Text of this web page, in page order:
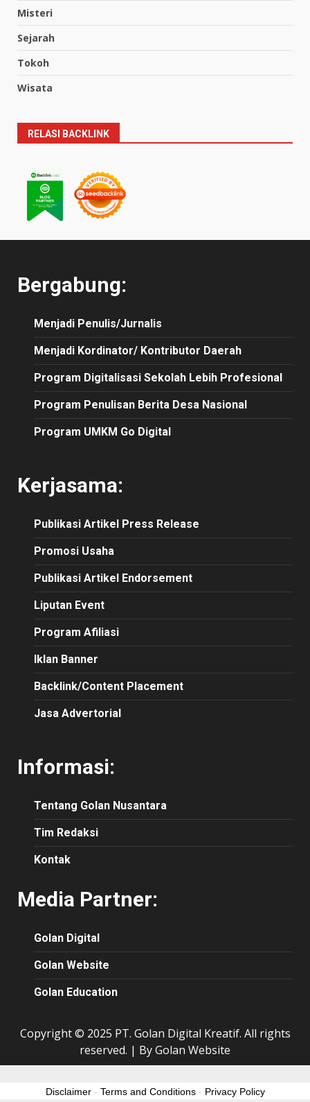
Misteri
Sejarah
Tokoh
Wisata
RELASI BACKLINK
Bergabung:
Menjadi Penulis/Jurnalis
Menjadi Kordinator/ Kontributor Daerah
Program Digitalisasi Sekolah Lebih Profesional
Program Penulisan Berita Desa Nasional
Program UMKM Go Digital
Kerjasama:
Publikasi Artikel Press Release
Promosi Usaha
Publikasi Artikel Endorsement
Liputan Event
Program Afiliasi
Iklan Banner
Backlink/Content Placement
Jasa Advertorial
Informasi:
Tentang Golan Nusantara
Tim Redaksi
Kontak
Media Partner:
Golan Digital
Golan Website
Golan Education
Copyright © 2025 PT. Golan Digital Kreatif. All rights
reserved. | By Golan Website
Disclaimer- Terms and Conditions- Privacy Policy